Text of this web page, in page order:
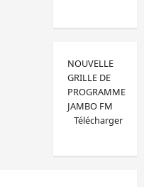
NOUVELLE
GRILLE DE
PROGRAMME
JAMBO FM
Télécharger